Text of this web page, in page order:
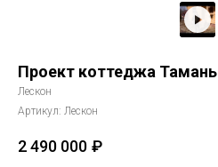
Проект коттеджа Тамань
Лескон
Артикул: Лескон
2 490 000 ₽